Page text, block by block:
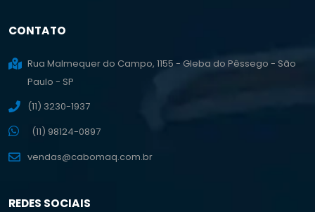
CONTATO
Rua Malmequer do Campo, 1155 - Gleba do Pêssego - São
Paulo - SP
(11) 3230-1937
(11) 98124-0897
vendas@cabomaq.com.br
REDES SOCIAIS